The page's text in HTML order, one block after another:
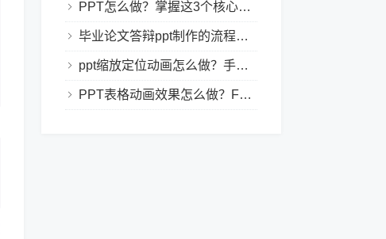
PPT怎么做？掌握这3个核心制作方法与技巧，新手也能变大神！
毕业论文答辩ppt制作的流程是怎样的？新手零门槛指南
ppt缩放定位动画怎么做？手把手教程，小白也能学会做动态PPT
PPT表格动画效果怎么做？Focusky让你的演示更独特！